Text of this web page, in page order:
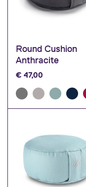
Round Cushion
Anthracite
€ 47,00